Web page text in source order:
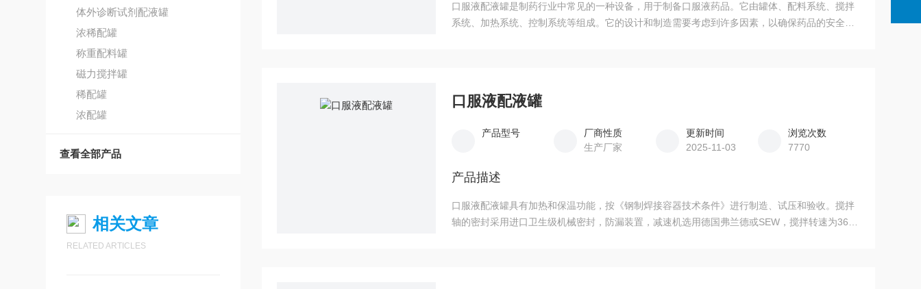
体外诊断试剂配液罐
浓稀配罐
称重配料罐
磁力搅拌罐
稀配罐
浓配罐
查看全部产品
相关文章
RELATED ARTICLES
口服液配液罐是制药行业中常见的一种设备，用于制备口服液药品。它由罐体、配料系统、搅拌
系统、加热系统、控制系统等组成。它的设计和制造需要考虑到许多因素，以确保药品的安全和
口服液配液罐
产品型号
厂商性质
生产厂家
更新时间
2025-11-03
浏览次数
7770
产品描述
口服液配液罐具有加热和保温功能，按《钢制焊接容器技术条件》进行制造、试压和验收。搅拌
轴的密封采用进口卫生级机械密封，防漏装置，减速机选用德国弗兰德或SEW，搅拌转速为36～